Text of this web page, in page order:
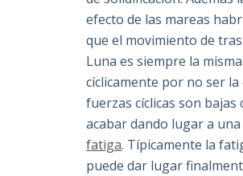
efecto de las mareas
que el movimiento de
Luna es siempre la
cíclicamente por no ser
fuerzas cíclicas son
acabar dando lugar a
fatiga. Típicamente la
puede dar lugar